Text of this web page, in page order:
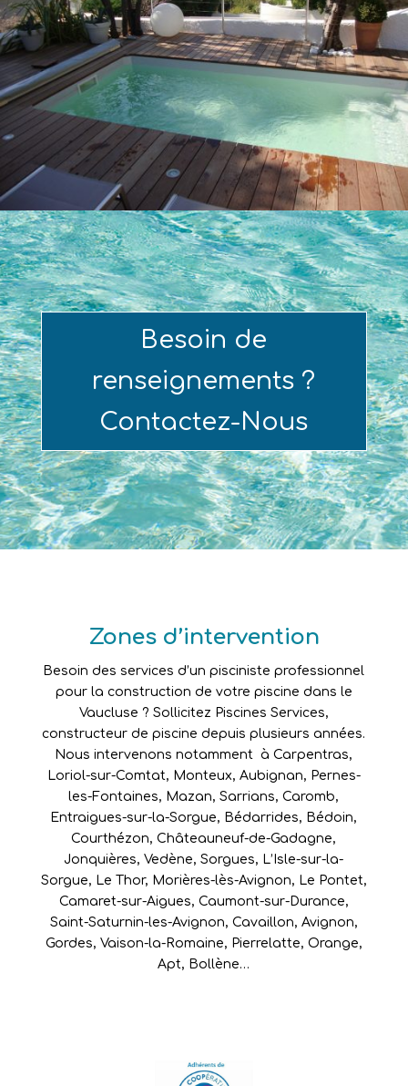
Besoin de
renseignements ?
Contactez-Nous
Zones d’intervention
Besoin des services d’un pisciniste professionnel
pour la construction de votre piscine dans le
Vaucluse ? Sollicitez Piscines Services,
constructeur de piscine depuis plusieurs années.
Nous intervenons notamment àCarpentras,
Loriol-sur-Comtat, Monteux, Aubignan, Pernes-
les-Fontaines, Mazan,Sarrians,Caromb,
Entraigues-sur-la-Sorgue, Bédarrides, Bédoin,
Courthézon,Châteauneuf-de-Gadagne,
Jonquières,Vedène,Sorgues, L’Isle-sur-la-
Sorgue, Le Thor, Morières-lès-Avignon, Le Pontet,
Camaret-sur-Aigues, Caumont-sur-Durance,
Saint-Saturnin-les-Avignon, Cavaillon, Avignon,
Gordes, Vaison-la-Romaine, Pierrelatte, Orange,
Apt, Bollène…